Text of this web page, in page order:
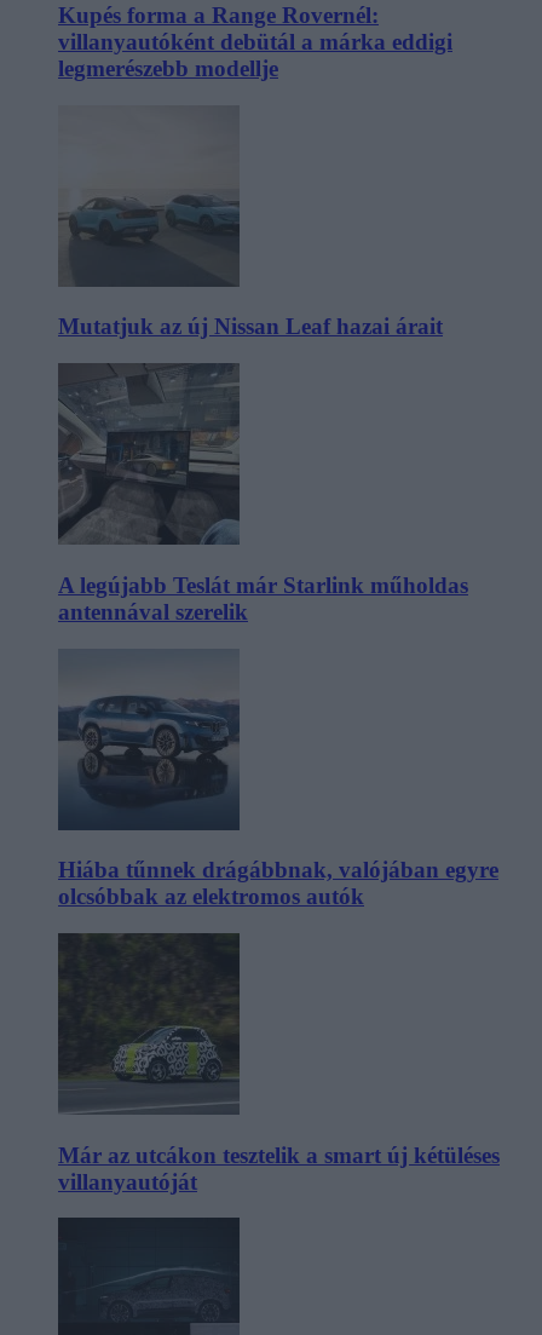
Kupés forma a Range Rovernél:
villanyautóként debütál a márka eddigi
legmerészebb modellje
Mutatjuk az új Nissan Leaf hazai árait
A legújabb Teslát már Starlink műholdas
antennával szerelik
Hiába tűnnek drágábbnak, valójában egyre
olcsóbbak az elektromos autók
Már az utcákon tesztelik a smart új kétüléses
villanyautóját